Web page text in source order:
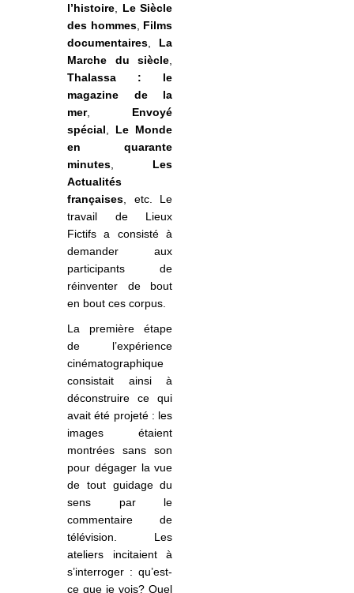
l’histoire
Le Siècle
des hommes, Films
documentaires
La
Marche du siècle
Thalassa : le
magazine de la
mer, Envoyé
spécial
Le Monde
en quarante
minutes
Les
Actualités
françaises , etc. Le
travail de Lieux
Fictifs a consisté à
demander aux
participants de
réinventer de bout
en bout ces corpus.
La première étape
de l’expérience
cinématographique
consistait ainsi à
déconstruire ce qui
avait été projeté : les
images étaient
montrées sans son
pour dégager la vue
de tout guidage du
sens par le
commentaire de
télévision. Les
ateliers incitaient à
s’interroger : qu’est-
ce que je vois? Quel